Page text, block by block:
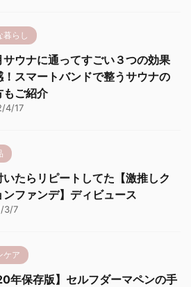
暮らし
サウナに通ってすごい３つの効果
！スマートバンドで整うサウナの
もご紹介
4/17
いたらリピートしてた【激推しク
ンファンデ】ディビュース
3/7
ケア
年保存版】セルフダーマペンの手